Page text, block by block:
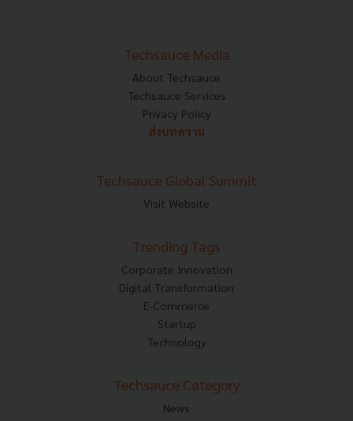
Techsauce Media
About Techsauce
Techsauce Services
Privacy Policy
ส่งบทความ
Techsauce Global Summit
Visit Website
Trending Tags
Corporate Innovation
Digital Transformation
E-Commerce
Startup
Technology
Techsauce Category
News